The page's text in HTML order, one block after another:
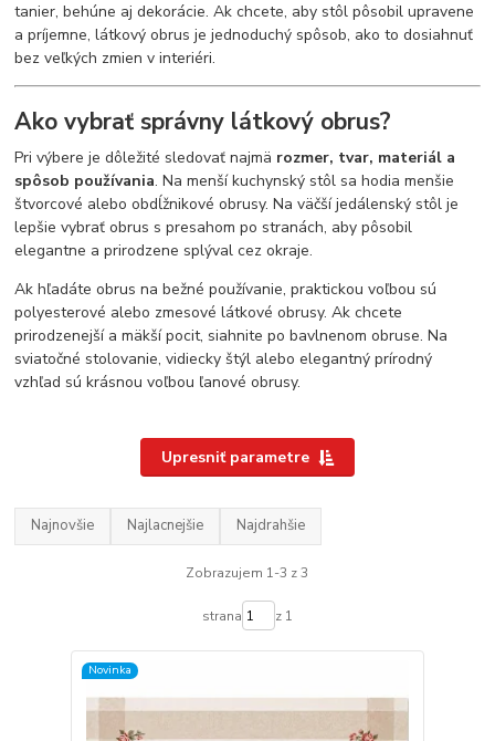
tanier, behúne aj dekorácie. Ak chcete, aby stôl pôsobil upravene
a príjemne, látkový obrus je jednoduchý spôsob, ako to dosiahnuť
bez veľkých zmien v interiéri.
Ako vybrať správny látkový obrus?
Pri výbere je dôležité sledovať najmä rozmer, tvar, materiál a
spôsob používania. Na menší kuchynský stôl sa hodia menšie
štvorcové alebo obdĺžnikové obrusy. Na väčší jedálenský stôl je
lepšie vybrať obrus s presahom po stranách, aby pôsobil
elegantne a prirodzene splýval cez okraje.
Ak hľadáte obrus na bežné používanie, praktickou voľbou sú
polyesterové alebo zmesové látkové obrusy. Ak chcete
prirodzenejší a mäkší pocit, siahnite po bavlnenom obruse. Na
sviatočné stolovanie, vidiecky štýl alebo elegantný prírodný
vzhľad sú krásnou voľbou ľanové obrusy.
Upresniť parametre
Najnovšie Najlacnejšie Najdrahšie
Zobrazujem 1-3 z 3
strana z 1
Novinka